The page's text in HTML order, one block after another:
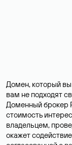
Домен, который вы
вам не подходят
Доменный брокер
стоимость
владельцем,
окажет